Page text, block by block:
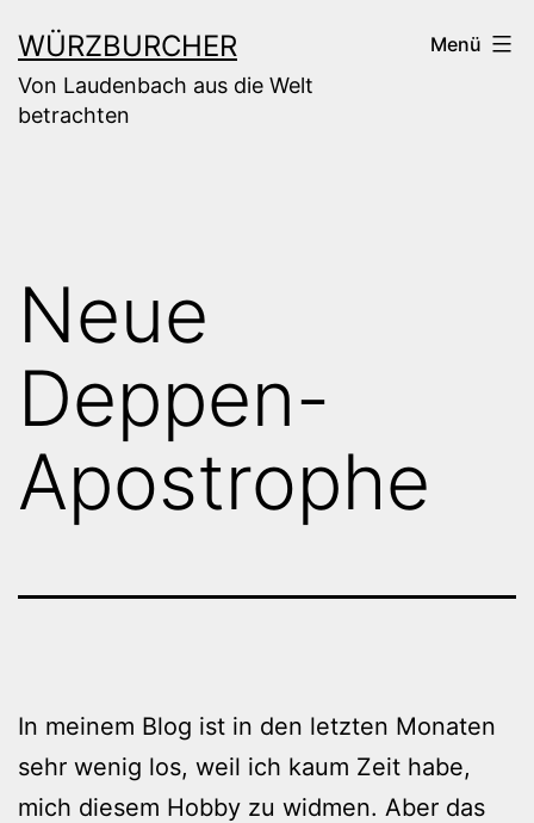
Inhalt
springen
WÜRZBURCHER
Von Laudenbach aus die Welt
betrachten
Menü
Neue
Deppen-
Apostrophe
In meinem Blog ist in den letzten Monaten
sehr wenig los, weil ich kaum Zeit habe,
mich diesem Hobby zu widmen. Aber das